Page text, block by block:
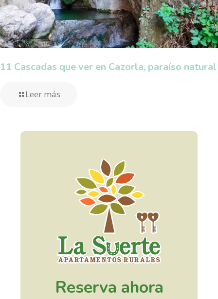
11 Cascadas que ver en Cazorla, paraíso natural
Leer más
Reserva ahora